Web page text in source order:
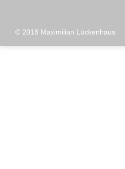
© 2018 Maximilian Lückenhaus